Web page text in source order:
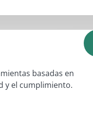
basadas en
y el cumplimiento.